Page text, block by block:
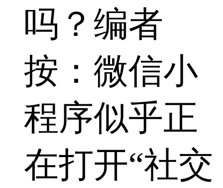
吗？编者
按：微信小
程序似乎正
在打开“社交